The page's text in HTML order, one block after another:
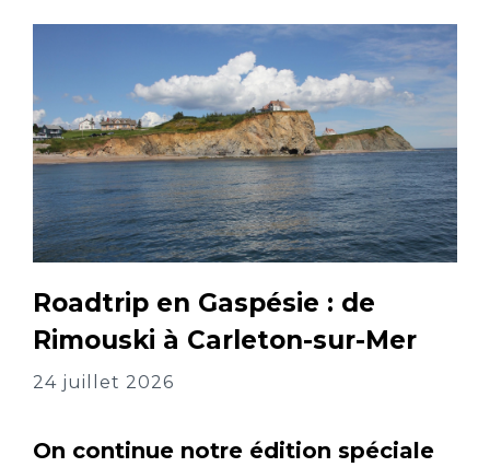
Roadtrip en Gaspésie : de
Rimouski à Carleton-sur-Mer
24 juillet 2026
On continue notre édition spéciale